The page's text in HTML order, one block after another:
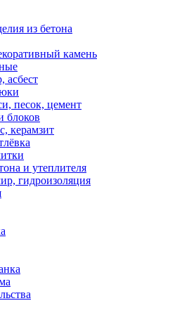
из бетона
камень
песок, цемент
блоков
керамзит
и утеплителя
гидроизоляция